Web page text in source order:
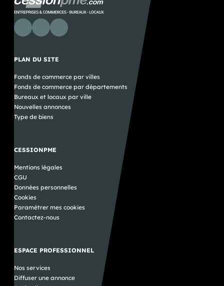
PLAN DU SITE
Fonds de commerce par villes
Fonds de commerce par départements
Bureaux et locaux par ville
Nouvelles annonces
Type de biens
CESSIONPME
Mentions légales
CGU
Données personnelles
Cookies
Paramétrer mes cookies
Contactez-nous
ESPACE PROFESSIONNEL
Nos services
Diffuser une annonce